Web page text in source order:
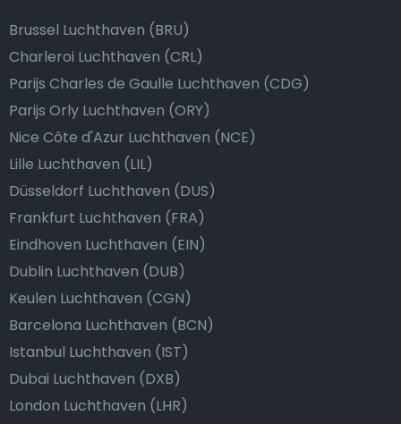
Brussel Luchthaven (BRU)
Charleroi Luchthaven (CRL)
Parijs Charles de Gaulle Luchthaven (CDG)
Parijs Orly Luchthaven (ORY)
Nice Côte d'Azur Luchthaven (NCE)
Lille Luchthaven (LIL)
Düsseldorf Luchthaven (DUS)
Frankfurt Luchthaven (FRA)
Eindhoven Luchthaven (EIN)
Dublin Luchthaven (DUB)
Keulen Luchthaven (CGN)
Barcelona Luchthaven (BCN)
Istanbul Luchthaven (IST)
Dubai Luchthaven (DXB)
London Luchthaven (LHR)